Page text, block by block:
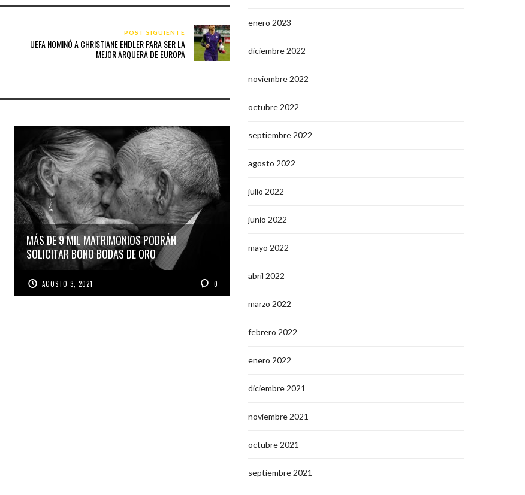
POST SIGUIENTE
UEFA NOMINÓ A CHRISTIANE ENDLER PARA SER LA
MEJOR ARQUERA DE EUROPA
MÁS DE 9 MIL MATRIMONIOS PODRÁN
SOLICITAR BONO BODAS DE ORO
AGOSTO 3, 2021 0
enero 2023
diciembre 2022
noviembre 2022
octubre 2022
septiembre 2022
agosto 2022
julio 2022
junio 2022
mayo 2022
abril 2022
marzo 2022
febrero 2022
enero 2022
diciembre 2021
noviembre 2021
octubre 2021
septiembre 2021